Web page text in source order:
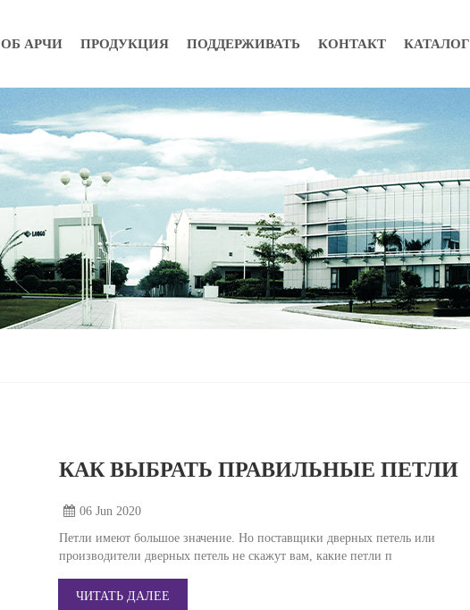
ОБ АРЧИ ПРОДУКЦИЯ ПОДДЕРЖИВАТЬ КОНТАКТ КАТАЛОГ
КАК ВЫБРАТЬ ПРАВИЛЬНЫЕ ПЕТЛИ
06 Jun 2020
Петли имеют большое значение. Но поставщики дверных петель или
производители дверных петель не скажут вам, какие петли п
ЧИТАТЬ ДАЛЕЕ